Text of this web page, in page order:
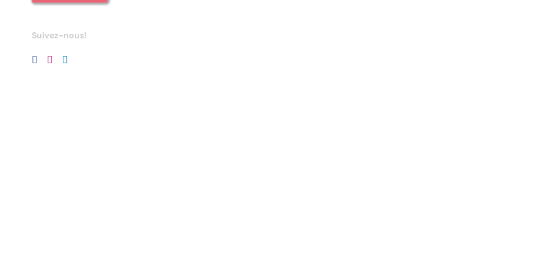
Suivez-nous!